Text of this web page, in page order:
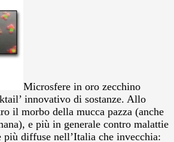
Microsfere in oro zecchino
innovativo di sostanze. Allo
il morbo della mucca pazza (anche
e più in generale contro malattie
più diffuse nell’Italia che invecchia: